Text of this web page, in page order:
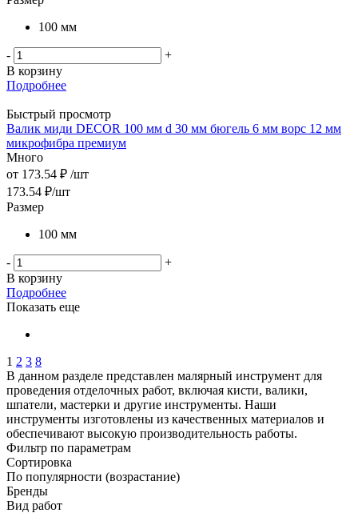
100 мм
-
+
В корзину
Подробнее
Быстрый просмотр
Валик миди DЕCOR 100 мм d 30 мм бюгель 6 мм ворс 12 мм
микрофибра премиум
Много
от 173.54 ₽ /шт
173.54 ₽/шт
Размер
100 мм
-
+
В корзину
Подробнее
Показать еще
1 2 3 8
В данном разделе представлен малярный инструмент для
проведения отделочных работ, включая кисти, валики,
шпатели, мастерки и другие инструменты. Наши
инструменты изготовлены из качественных материалов и
обеспечивают высокую производительность работы.
Фильтр по параметрам
Сортировка
По популярности (возрастание)
Бренды
Вид работ